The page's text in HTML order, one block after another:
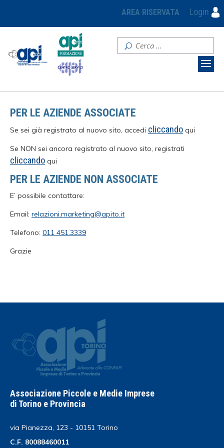
AREA RISERVATA Login
PER LE AZIENDE ASSOCIATE
Se sei già registrato al nuovo sito, accedi cliccando qui
Se NON sei ancora registrato al nuovo sito, registrati
cliccando qui
PER LE AZIENDE NON ASSOCIATE
E’ possibile contattare:
Email: relazioni.marketing@apito.it
Telefono: 011 451.3339
Grazie
Associazione Piccole e Medie Imprese
di Torino e Provincia
via Pianezza, 123 - 10151 Torino
C.F. 80088460011